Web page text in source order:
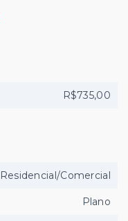
R$735,00
Residencial/Comercial
Plano